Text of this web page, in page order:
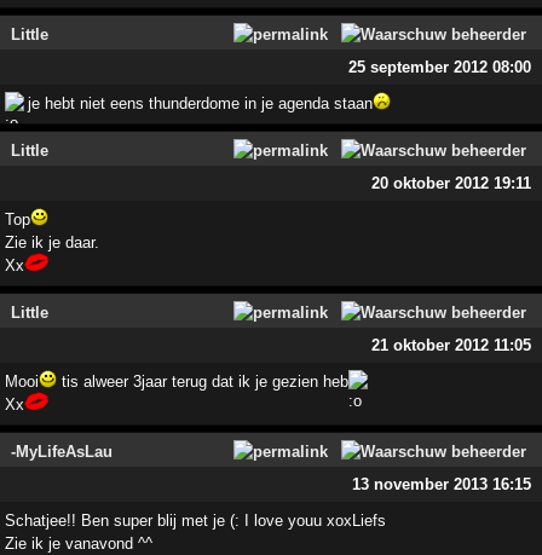
Little
25 september 2012 08:00
je hebt niet eens thunderdome in je agenda staan
Little
20 oktober 2012 19:11
Top
Zie ik je daar.
Xx
Little
21 oktober 2012 11:05
Mooi
tis alweer 3jaar terug dat ik je gezien heb
Xx
-MyLifeAsLau
13 november 2013 16:15
Schatjee!! Ben super blij met je (: I love youu xoxLiefs
Zie ik je vanavond ^^